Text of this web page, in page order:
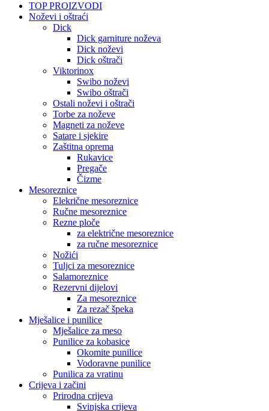
TOP PROIZVODI
Noževi i oštraći
Dick
Dick garniture noževa
Dick noževi
Dick oštrači
Viktorinox
Swibo noževi
Swibo oštrači
Ostali noževi i oštrači
Torbe za noževe
Magneti za noževe
Satare i sjekire
Zaštitna oprema
Rukavice
Pregače
Čizme
Mesoreznice
Elekrične mesoreznice
Ručne mesoreznice
Rezne ploče
za električne mesoreznice
za ručne mesoreznice
Nožići
Tuljci za mesoreznice
Salamoreznice
Rezervni dijelovi
Za mesoreznice
Za rezač špeka
Mješalice i punilice
Mješalice za meso
Punilice za kobasice
Okomite punilice
Vodoravne punilice
Punilica za vratinu
Crijeva i začini
Prirodna crijeva
Svinjska crijeva